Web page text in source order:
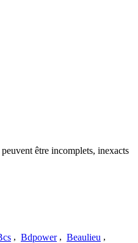
être incomplets, inexacts
, Bdpower , Beaulieu ,